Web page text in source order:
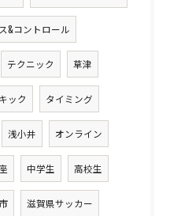
&コントロール
テクニック 草津
キック タイミング
浅小井 オンライン
中学生 高校生
滋賀県サッカー